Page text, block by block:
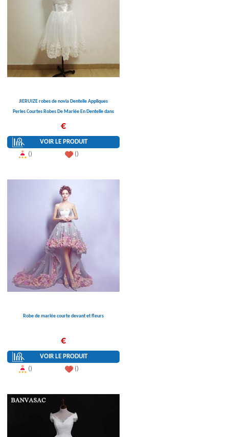
JIERUIZE robes de novia Dentelle Appliques
Perles Courtes Robes De Mariée En Dentelle dans
€
VOIR LE PRODUIT
()
()
Robe de mariée courte devant et fleurs
€
VOIR LE PRODUIT
()
()